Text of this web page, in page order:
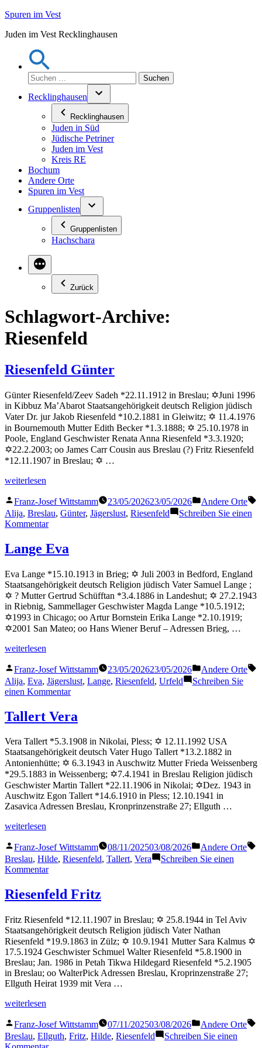
Zum
springen
Spuren im Vest
Juden im Vest Recklinghausen
Suchen
nach:
Recklinghausen
Recklinghausen
Juden in Süd
Jüdische Petriner
Juden im Vest
Kreis RE
Bochum
Andere Orte
Spuren im Vest
Gruppenlisten
Gruppenlisten
Hachschara
Zurück
Schlagwort-Archive:
Riesenfeld
Riesenfeld Günter
Günter Riesenfeld/Zeev Sadeh *22.11.1912 in Breslau; ✡Juni 1996
in Kibbuz Ma’Abarot Staatsangehörigkeit deutsch Religion jüdisch
Vater Dr. jur Jakob Riesenfeld *10.2.1881 in Gleiwitz; ✡ 11.4.1976
in Bournemouth Mutter Edith Becker *1.3.1888; ✡ 25.10.1978 in
Poole, England Geschwister Renata Anna Riesenfeld *3.3.1920;
✡22.2.2003; oo James Carr Cousin aus Breslau (?) Fritz Riesenfeld
*12.11.1907 in Breslau; ✡ …
„Riesenfeld
weiterlesen
Veröffentlicht
von
Franz-Josef Wittstamm 23/05/202623/05/2026
Veröffentlicht
in
Andere Orte
Alija, Breslau, Günter, Jägerslust, Riesenfeld
Schreiben Sie einen
Kommentarzu
Günter
Lange Eva
Eva Lange *15.10.1913 in Brieg; ✡ Juli 2003 in Bedford, England
Staatsangehörigkeit deutsch Religion jüdisch Vater Samuel Lange ;
✡ ? Mutter Gertrud Schüfftan *3.4.1886 in Landeshut; ✡ 27.2.1943
in Riebnig, Sammellager Geschwister Magda Lange *10.5.1912;
✡1993 in Chicago; oo Artur Bornstein Erika Lange *2.10.1919;
✡2001 San Mateo; oo Hans Wiener Beruf – Adressen Brieg, …
„Lange
weiterlesen
Veröffentlicht
von
Franz-Josef Wittstamm 23/05/202623/05/2026
Veröffentlicht
in
Andere Orte
Alija, Eva, Jägerslust, Lange, Riesenfeld, Urfeld
Schreiben Sie
einen Kommentarzu
Tallert Vera
Vera Tallert *5.3.1908 in Nikolai, Pless; ✡ 12.11.1992 USA
Staatsangehörigkeit deutsch Vater Hugo Tallert *13.2.1882 in
Antonienhütte; ✡ 6.3.1943 in Auschwitz Mutter Frieda Weissenberg
*29.5.1883 in Weissenberg; ✡7.4.1941 in Breslau Religion jüdisch
Geschwister Martin Tallert *22.11.1906 in Nikolai; ✡Dez. 1943 in
Auschwitz Egon Tallert *14.6.1910 in Pless; 12.10.1941 in
Zasavica Adressen Breslau, Kronprinzenstraße 27; Ellguth …
„Tallert
weiterlesen
Veröffentlicht
von
Franz-Josef Wittstamm 08/11/202503/08/2026
Veröffentlicht
in
Andere Orte
Breslau, Hilde, Riesenfeld, Tallert, Vera
Schreiben Sie einen
Kommentarzu
Vera
Riesenfeld Fritz
Fritz Riesenfeld *12.11.1907 in Breslau; ✡ 25.8.1944 in Tel Aviv
Staatsangehörigkeit deutsch Religion jüdisch Vater Nathan
Riesenfeld *19.9.1863 in Zülz; ✡ 10.9.1941 Mutter Sara Kalmus ✡
17.5.1924 Geschwister Schmuel Walter Riesenfeld *5.8.1900 in
Breslau; Jan. 1986 in Petah Tikwa Hildegard Riesenfeld *5.2.1905
in Breslau; oo WalterPick Adressen Breslau, Kroprinzenstraße 27;
Ellguth Heirat 1939 mit Vera …
„Riesenfeld
weiterlesen
Veröffentlicht
von
Franz-Josef Wittstamm 07/11/202503/08/2026
Veröffentlicht
in
Andere Orte
Breslau, Ellguth, Fritz, Hilde, Riesenfeld
Schreiben Sie einen